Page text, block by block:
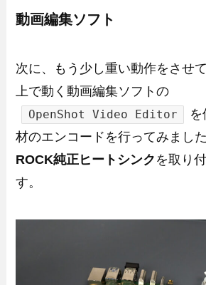
動画編集ソフト
次に、もう少し重い動作をさせ
上で動く動画編集ソフトの
OpenShot Video Editor
材のエンコードを行ってみまし
ROCK純正ヒートシンク を取り
す。